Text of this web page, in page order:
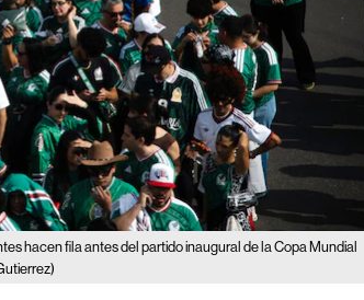
hacen fila antes del partido inaugural de la Copa Mundial